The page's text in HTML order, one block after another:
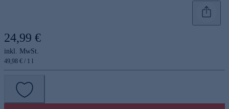
24,99 €
inkl. MwSt.
49,98 € / 1 l